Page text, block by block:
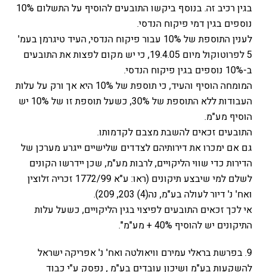
בגין רכיב זה. בנוסף ביקשו התובעים להוסיף על התשלום 10%
נוספים בגין דמי פיקוח הנדסי.
לענין התוספת של 10% עבור פיקוח הנדסי, העיד טיגרמן בעמ'
5 לפרוטוקול מיום 19.4.05, כי יש מקום לפצות את התובעים
ב-10% נוספים בגין פיקוח הנדסי.
המומחה הוסיף והעיד, כי תוספת של 10% היא אך ורק על עלות
העבודות ללא התוספת של 30%, כשעל תוספת זו של 10% יש
הוסיף מע"מ.
התובעים זכאים להשבת מצבם לקדמותו.
גם אם ימכרו את דירותיהם לצדדים שלישיים ייגרע מערכן של
הדירות כדי שווי הליקויים, לרבות מע"מ, שכן יידרשו הקונים
לשלם למי שיבצע תיקונים (ראו: ע"א 1772/99 זכריה זלוצין
ואח' נ' דיור לעולה בע"מ, נה(4) 203, 209).
אי לכך זכאים התובעים לפיצוי בגין הליקויים, כשעל עלות
התיקונים יש להוסיף 40% + מע"מ".
9. בפרשת בראלי עמירם וויאולטה ואח' נ' אפריקה ישראל
להשקעות בע"מ ושיכון עובדים בע"מ , נפסק ע"י כבוד